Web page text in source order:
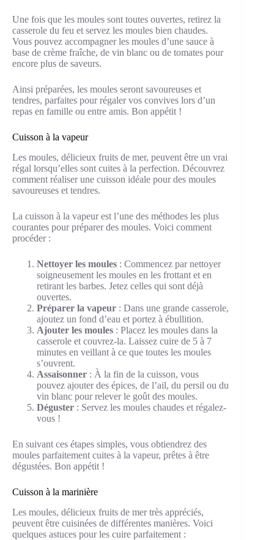
Une fois que les moules sont toutes ouvertes, retirez la
casserole du feu et servez les moules bien chaudes.
Vous pouvez accompagner les moules d’une sauce à
base de crème fraîche, de vin blanc ou de tomates pour
encore plus de saveurs.
Ainsi préparées, les moules seront savoureuses et
tendres, parfaites pour régaler vos convives lors d’un
repas en famille ou entre amis. Bon appétit !
Cuisson à la vapeur
Les moules, délicieux fruits de mer, peuvent être un vrai
régal lorsqu’elles sont cuites à la perfection. Découvrez
comment réaliser une cuisson idéale pour des moules
savoureuses et tendres.
La cuisson à la vapeur est l’une des méthodes les plus
courantes pour préparer des moules. Voici comment
procéder :
Nettoyer les moules : Commencez par nettoyer
soigneusement les moules en les frottant et en
retirant les barbes. Jetez celles qui sont déjà
ouvertes.
Préparer la vapeur : Dans une grande casserole,
ajoutez un fond d’eau et portez à ébullition.
Ajouter les moules : Placez les moules dans la
casserole et couvrez-la. Laissez cuire de 5 à 7
minutes en veillant à ce que toutes les moules
s’ouvrent.
Assaisonner : À la fin de la cuisson, vous
pouvez ajouter des épices, de l’ail, du persil ou du
vin blanc pour relever le goût des moules.
Déguster : Servez les moules chaudes et régalez-
vous !
En suivant ces étapes simples, vous obtiendrez des
moules parfaitement cuites à la vapeur, prêtes à être
dégustées. Bon appétit !
Cuisson à la marinière
Les moules, délicieux fruits de mer très appréciés,
peuvent être cuisinées de différentes manières. Voici
quelques astuces pour les cuire parfaitement :